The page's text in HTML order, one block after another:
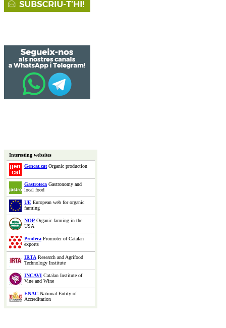
Interesting websites
Gencat.catOrganic production
Gastroteca Gastronomy and
local food
UE European web for organic
farming
NOP Organic farming in the
USA
Prodeca Promoter of Catalan
exports
IRTA Research and Agrifood
Technology Institute
INCAVI Catalan Institute of
Vine and Wine
ENAC National Entity of
Accreditation